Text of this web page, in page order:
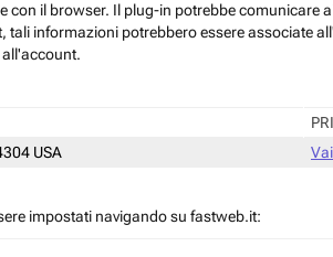
il browser. Il plug-in potrebbe comunicare
informazioni potrebbero essere associate
USA
impostati navigando su fastweb.it: